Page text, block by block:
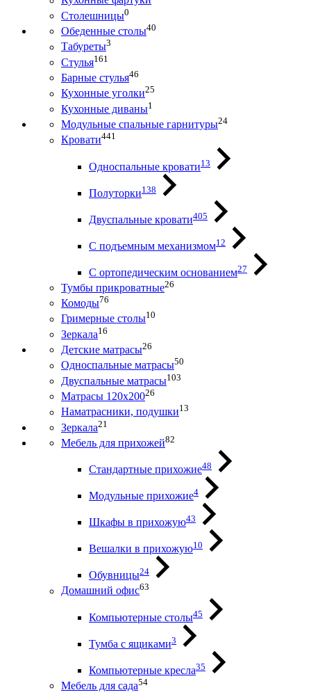
Столешницы0
Обеденные столы40
Табуреты3
Стулья161
Барные стулья46
Кухонные уголки25
Кухонные диваны1
Модульные спальные гарнитуры24
Кровати441
Односпальные кровати13
Полуторки138
Двуспальные кровати405
С подъемным механизмом12
С ортопедическим основанием27
Тумбы прикроватные26
Комоды76
Гримерные столы10
Зеркала16
Детские матрасы26
Односпальные матрасы50
Двуспальные матрасы103
Матрасы 120х20026
Наматрасники, подушки13
Зеркала21
Мебель для прихожей82
Стандартные прихожие48
Модульные прихожие4
Шкафы в прихожую43
Вешалки в прихожую10
Обувницы24
Домашний офис63
Компьютерные столы45
Тумба с ящиками3
Компьютерные кресла35
Мебель для сада54